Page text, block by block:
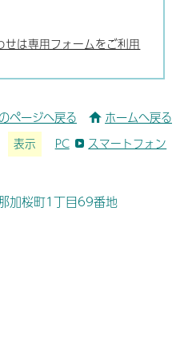
は専用フォームをご利用
ページへ戻る ホームへ戻る
表示 PC スマートフォン
加桜町1丁目69番地